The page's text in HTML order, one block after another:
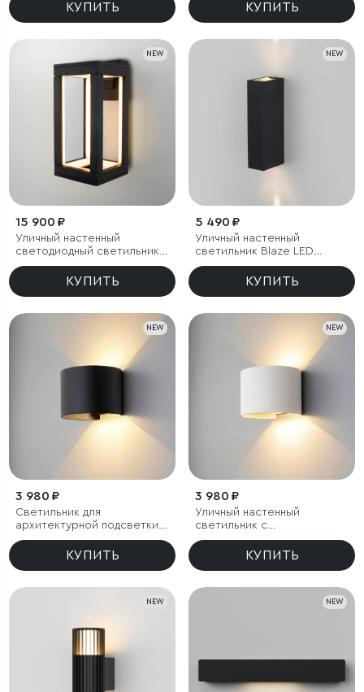
КУПИТЬ КУПИТЬ
NEW
15 900 ₽
Уличный настенный
светодиодный светильник
Frame 3000K чёрный
КУПИТЬ
NEW
5 490 ₽
Уличный настенный
светильник Blaze LED
3000K черный IP65
КУПИТЬ
NEW
3 980 ₽
Светильник для
архитектурной подсветки
BLADE 3000K черный IP54
КУПИТЬ
NEW
3 980 ₽
Уличный настенный
светильник с
регулируемыми лучами
BLADE 3000K белый
КУПИТЬ
NEW NEW